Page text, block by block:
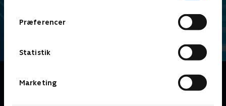
Præferencer
Statistik
Marketing
Den tech-besatte otte-årige AJ og hans